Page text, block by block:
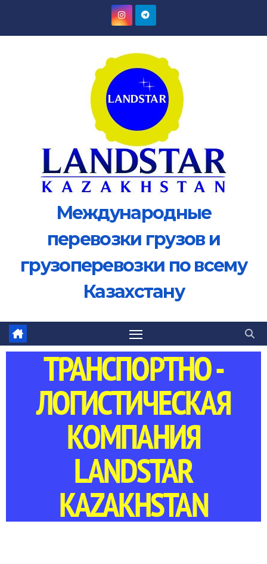
Международные
перевозки грузов и
грузоперевозки по всему
Казахстану
ТРАНСПОРТНО -
ЛОГИСТИЧЕСКАЯ
КОМПАНИЯ
LANDSTAR
KAZAKHSTAN